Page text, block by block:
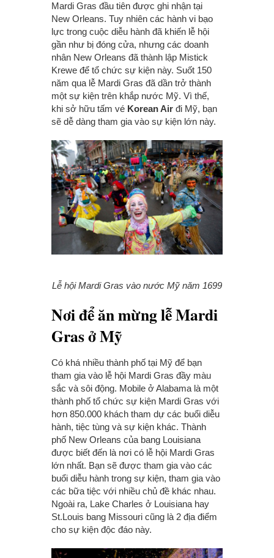
Mardi Gras đầu tiên được ghi nhận tại
New Orleans. Tuy nhiên các hành vi bạo
lực trong cuộc diễu hành đã khiến lễ hội
gần như bị đóng cửa, nhưng các doanh
nhân New Orleans đã thành lập Mistick
Krewe để tổ chức sự kiện này. Suốt 150
năm qua lễ Mardi Gras đã dần trở thành
một sự kiện trên khắp nước Mỹ. Vì thế,
khi sở hữu tấm vé Korean Air đi Mỹ, bạn
sẽ dễ dàng tham gia vào sự kiện lớn này.
Lễ hội Mardi Gras vào nước Mỹ năm 1699
Nơi để ăn mừng lễ Mardi
Gras ở Mỹ
Có khá nhiều thành phố tại Mỹ để bạn
tham gia vào lễ hội Mardi Gras đầy màu
sắc và sôi động. Mobile ở Alabama là một
thành phố tổ chức sự kiện Mardi Gras với
hơn 850.000 khách tham dự các buổi diễu
hành, tiệc tùng và sự kiện khác. Thành
phố New Orleans của bang Louisiana
được biết đến là nơi có lễ hội Mardi Gras
lớn nhất. Bạn sẽ được tham gia vào các
buổi diễu hành trong sự kiện, tham gia vào
các bữa tiệc với nhiều chủ đề khác nhau.
Ngoài ra, Lake Charles ở Louisiana hay
St.Louis bang Missouri cũng là 2 địa điểm
cho sự kiện độc đáo này.